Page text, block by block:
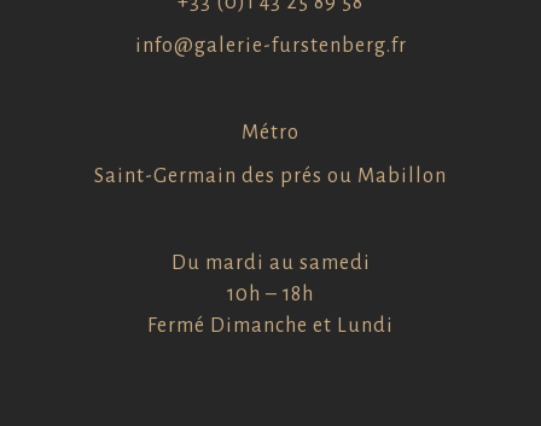
info@galerie-furstenberg.fr
Métro
Saint-Germain des prés ou Mabillon
Du mardi au samedi
10h – 18h
Fermé Dimanche et Lundi